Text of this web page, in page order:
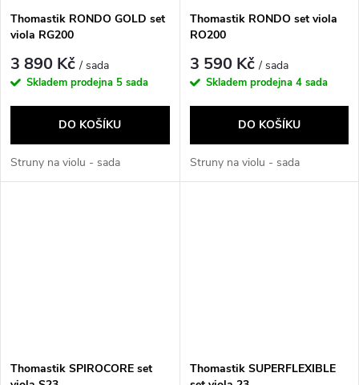
Thomastik RONDO GOLD set
viola RG200
3 890 Kč/ sada
Skladem prodejna 5 sada
DO KOŠÍKU
Struny na violu - sada
Thomastik RONDO set viola
RO200
3 590 Kč/ sada
Skladem prodejna 4 sada
DO KOŠÍKU
Struny na violu - sada
Thomastik SPIROCORE set
Thomastik SUPERFLEXIBLE